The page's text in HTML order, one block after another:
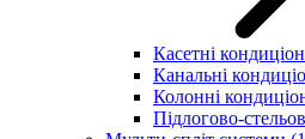
Касетні
Канальні
Колонні
Підлогово-